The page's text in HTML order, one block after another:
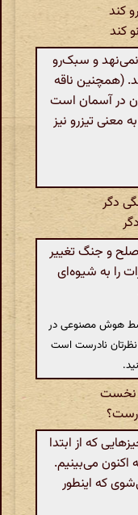
کند
کند
نمی‌نهد و سبک‌رو
(همچنین ناقه
در آسمان است
معنی تیزرو نیز
دگر
و جنگ تغییر
را به شیوه‌ای
هوش مصنوعی در
نظرتان نادرست است
نخست
که از ابتدا
می‌بینیم.
که اینطور